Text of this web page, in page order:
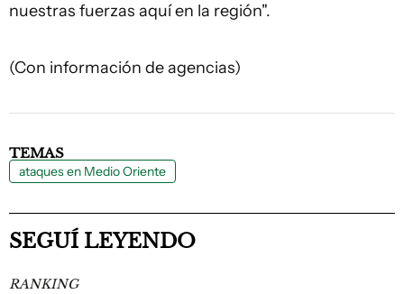
nuestras fuerzas aquí en la región".
(Con información de agencias)
TEMAS
ataques en Medio Oriente
SEGUÍ LEYENDO
RANKING